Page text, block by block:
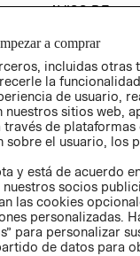
AVISO DE
GIFT CARD
AVISO DE
a comprar
incluidas otras
la
de usuario,
sitios web,
de plataformas
el usuario, los
y está de acuerdo
socios
las cookies
personalizadas.
para personalizar
de datos para